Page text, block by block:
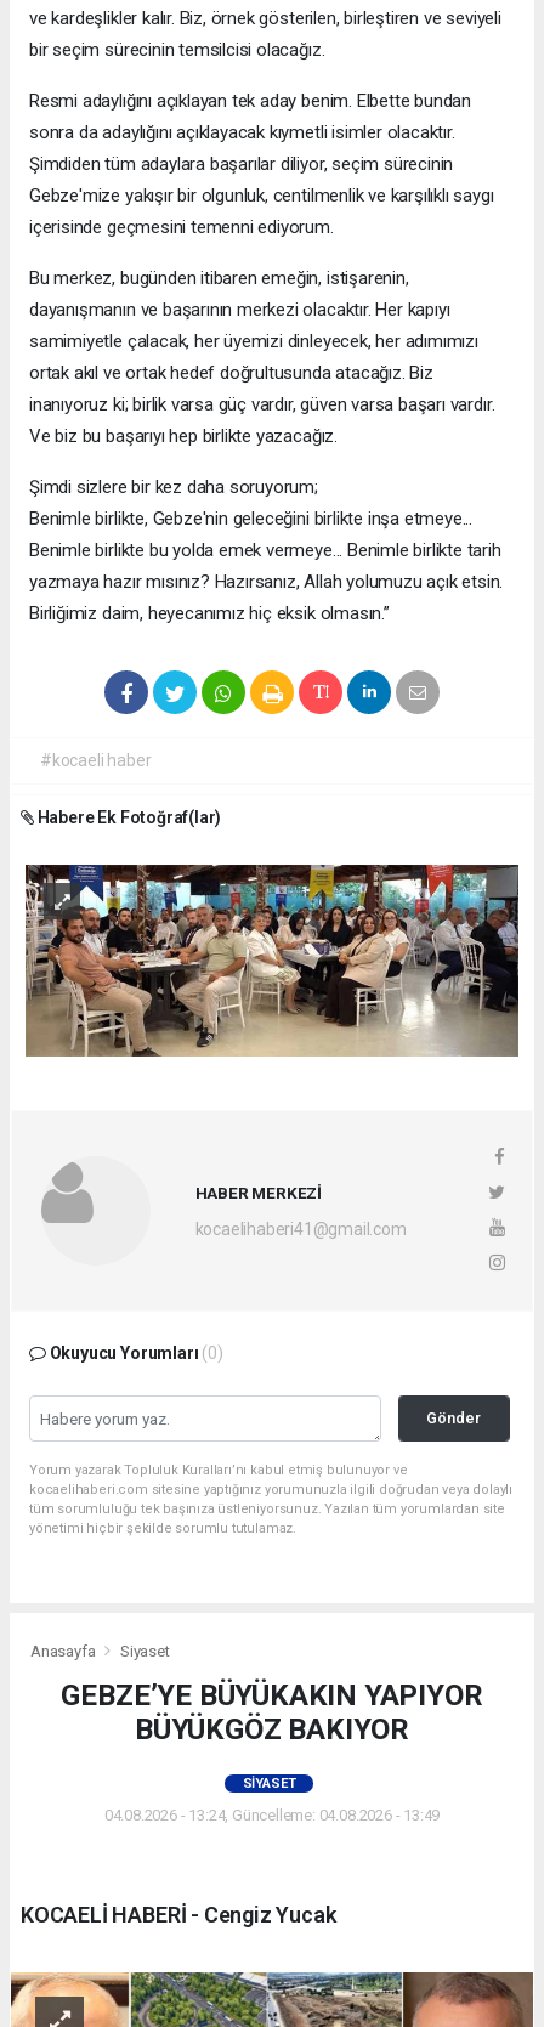
ve kardeşlikler kalır. Biz, örnek gösterilen, birleştiren ve seviyeli
bir seçim sürecinin temsilcisi olacağız.
Resmi adaylığını açıklayan tek aday benim. Elbette bundan
sonra da adaylığını açıklayacak kıymetli isimler olacaktır.
Şimdiden tüm adaylara başarılar diliyor, seçim sürecinin
Gebze'mize yakışır bir olgunluk, centilmenlik ve karşılıklı saygı
içerisinde geçmesini temenni ediyorum.
Bu merkez, bugünden itibaren emeğin, istişarenin,
dayanışmanın ve başarının merkezi olacaktır. Her kapıyı
samimiyetle çalacak, her üyemizi dinleyecek, her adımımızı
ortak akıl ve ortak hedef doğrultusunda atacağız. Biz
inanıyoruz ki; birlik varsa güç vardır, güven varsa başarı vardır.
Ve biz bu başarıyı hep birlikte yazacağız.
Şimdi sizlere bir kez daha soruyorum;
Benimle birlikte, Gebze'nin geleceğini birlikte inşa etmeye...
Benimle birlikte bu yolda emek vermeye... Benimle birlikte tarih
yazmaya hazır mısınız? Hazırsanız, Allah yolumuzu açık etsin.
Birliğimiz daim, heyecanımız hiç eksik olmasın.”
#kocaeli haber
Habere Ek Fotoğraf(lar)
HABER MERKEZİ
kocaelihaberi41@gmail.com
Okuyucu Yorumları (0)
Gönder
Yorum yazarak Topluluk Kuralları’nı kabul etmiş bulunuyor ve
kocaelihaberi.com sitesine yaptığınız yorumunuzla ilgili doğrudan veya dolaylı
tüm sorumluluğu tek başınıza üstleniyorsunuz. Yazılan tüm yorumlardan site
yönetimi hiçbir şekilde sorumlu tutulamaz.
Anasayfa Siyaset
GEBZE’YE BÜYÜKAKIN YAPIYOR
BÜYÜKGÖZ BAKIYOR
SIYASET
04.08.2026 - 13:24, Güncelleme: 04.08.2026 - 13:49
KOCAELİ HABERİ - Cengiz Yucak